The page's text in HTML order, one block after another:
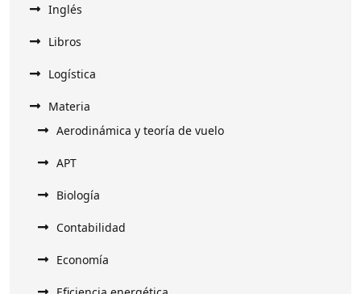
Inglés
Libros
Logística
Materia
Aerodinámica y teoría de vuelo
APT
Biología
Contabilidad
Economía